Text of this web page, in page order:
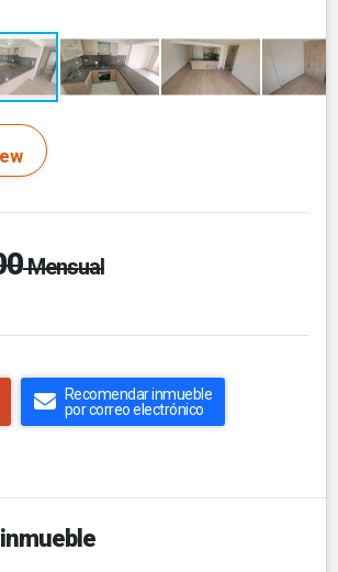
Mensual
Recomendar inmueble
por correo electrónico